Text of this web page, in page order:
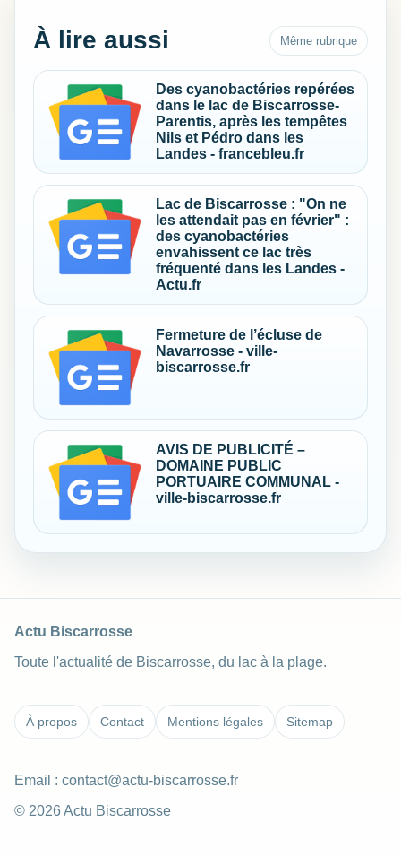
À lire aussi Même rubrique
Des cyanobactéries repérées
dans le lac de Biscarrosse-
Parentis, après les tempêtes
Nils et Pédro dans les
Landes - francebleu.fr
Lac de Biscarrosse : "On ne
les attendait pas en février" :
des cyanobactéries
envahissent ce lac très
fréquenté dans les Landes -
Actu.fr
Fermeture de l’écluse de
Navarrosse - ville-
biscarrosse.fr
AVIS DE PUBLICITÉ –
DOMAINE PUBLIC
PORTUAIRE COMMUNAL -
ville-biscarrosse.fr
Actu Biscarrosse
Toute l'actualité de Biscarrosse, du lac à la plage.
À propos Contact Mentions légales Sitemap
Email : contact@actu-biscarrosse.fr
© 2026 Actu Biscarrosse